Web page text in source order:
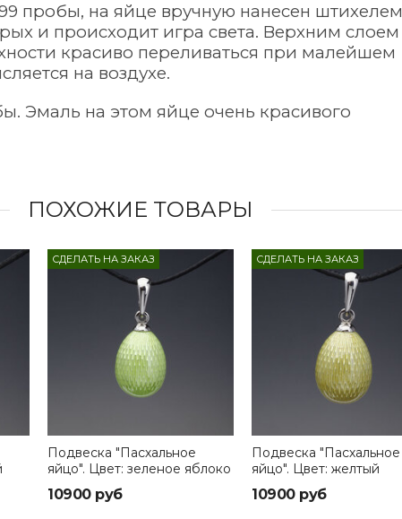
пробы, на яйце вручную нанесен штихелем
и происходит игра света. Верхним слоем
красиво переливаться при малейшем
на воздухе.
Эмаль на этом яйце очень красивого
ПОХОЖИЕ ТОВАРЫ
СДЕЛАТЬ НА ЗАКАЗ
Подвеска "Пасхальное
яйцо". Цвет: зеленое яблоко
10900 руб
СДЕЛАТЬ НА ЗАКАЗ
Подвеска "Пасхальное
яйцо". Цвет: желтый
10900 руб